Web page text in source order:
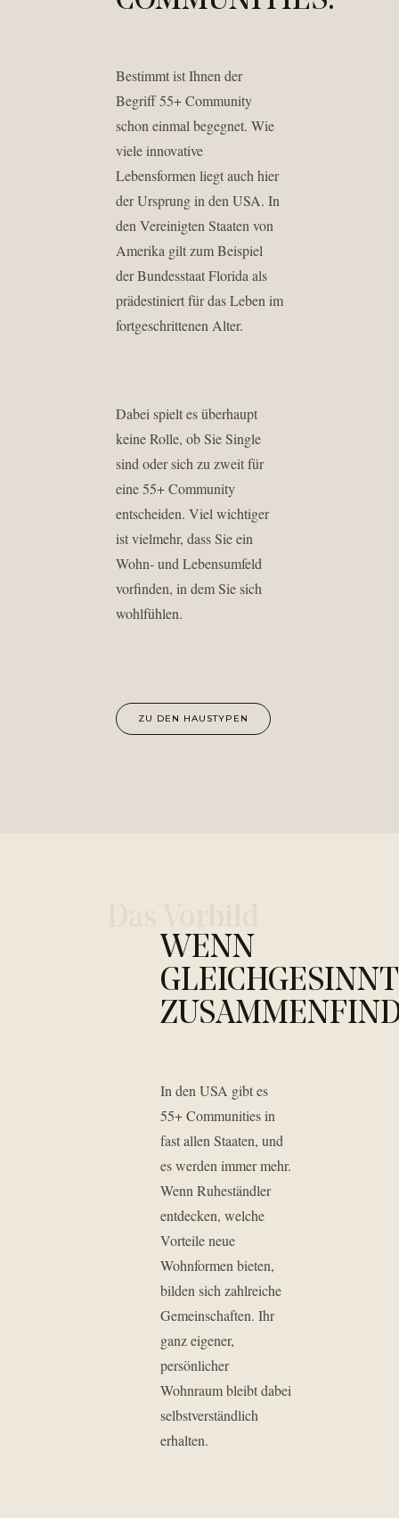
Bestimmt ist Ihnen der
Begriff 55+ Community
schon einmal begegnet. Wie
viele innovative
Lebensformen liegt auch hier
der Ursprung in den USA. In
den Vereinigten Staaten von
Amerika gilt zum Beispiel
der Bundesstaat Florida als
prädestiniert für das Leben im
fortgeschrittenen Alter.
Dabei spielt es überhaupt
keine Rolle, ob Sie Single
sind oder sich zu zweit für
eine 55+ Community
entscheiden. Viel wichtiger
ist vielmehr, dass Sie ein
Wohn- und Lebensumfeld
vorfinden, in dem Sie sich
wohlfühlen.
ZU DEN HAUSTYPEN
WENN
In den USA gibt es
55+ Communities in
fast allen Staaten, und
es werden immer mehr.
Wenn Ruheständler
entdecken, welche
Vorteile neue
Wohnformen bieten,
bilden sich zahlreiche
Gemeinschaften. Ihr
ganz eigener,
persönlicher
Wohnraum bleibt dabei
selbstverständlich
erhalten.